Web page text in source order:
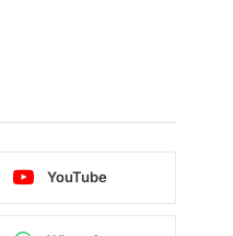
YouTube